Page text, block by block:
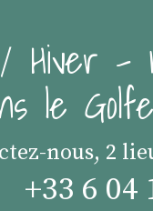
Hiver -
le
nous, 2
+33 6 04